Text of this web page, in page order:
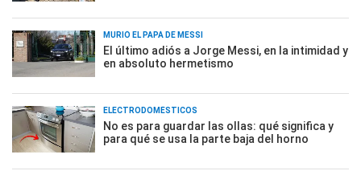
MURIÓ EL PAPÁ DE MESSI
El último adiós a Jorge Messi, en la intimidad y
en absoluto hermetismo
ELECTRODOMÉSTICOS
No es para guardar las ollas: qué significa y
para qué se usa la parte baja del horno